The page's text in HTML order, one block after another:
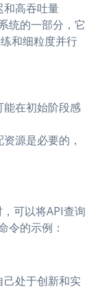
和高吞吐量
统的一部分，它
和细粒度并行
在初始阶段感
源是必要的，
可以将API查询
令的示例：
处于创新和实